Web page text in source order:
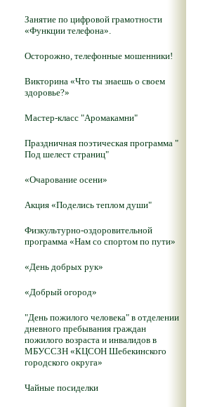
Занятие по цифровой грамотности
«Функции телефона».
Осторожно, телефонные мошенники!
Викторина «Что ты знаешь о своем
здоровье?»
Мастер-класс "Аромакамни"
Праздничная поэтическая программа "
Под шелест страниц"
«Очарование осени»
Акция «Поделись теплом души"
Физкультурно-оздоровительной
программа «Нам со спортом по пути»
«День добрых рук»
«Добрый огород»
"День пожилого человека" в отделении
дневного пребывания граждан
пожилого возраста и инвалидов в
МБУССЗН «КЦСОН Шебекинского
городского округа»
Чайные посиделки